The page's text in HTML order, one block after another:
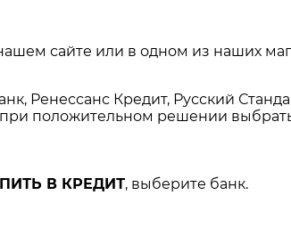
сайте или в одном из наших
Ренессанс Кредит, Русский
при положительном решении
В КРЕДИТ, выберите банк.